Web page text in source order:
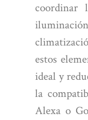
coordinar
estos
ideal y
la
Alexa o